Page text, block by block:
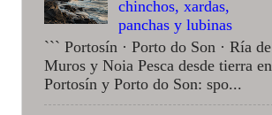
chinchos, xardas,
panchas y lubinas
``` Portosín · Porto do Son · Ría de
Muros y Noia Pesca desde tierra en
Portosín y Porto do Son: spo...